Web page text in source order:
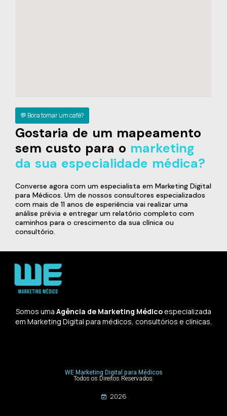
💬 Bora tomar um café?
Gostaria de um mapeamento
sem custo para o marketing
da sua especialidade médica?
Converse agora com um especialista em Marketing Digital
para Médicos. Um de nossos consultores especializados
com mais de 11 anos de esperiência vai realizar uma
análise prévia e entregar um relatório completo com
caminhos para o crescimento da sua clínica ou
consultório.
Somos uma Agência de Marketing Médicoespecializada
em Marketing Digital para médicos, consultórios e clínicas.
WE Marketing Digital para Médicos
Todos os Direitos Reservados.
2026